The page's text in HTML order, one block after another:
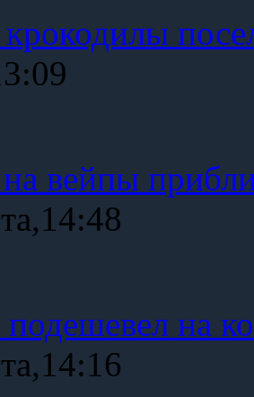
вейпы
подешевел на